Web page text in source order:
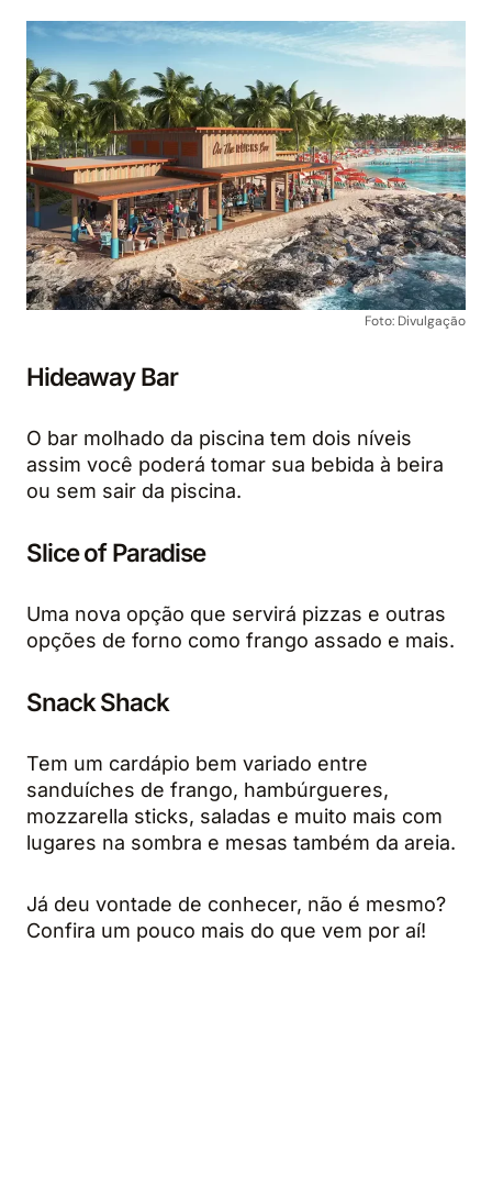
Foto: Divulgação
Hideaway Bar
O bar molhado da piscina tem dois níveis
assim você poderá tomar sua bebida à beira
ou sem sair da piscina.
Slice of Paradise
Uma nova opção que servirá pizzas e outras
opções de forno como frango assado e mais.
Snack Shack
Tem um cardápio bem variado entre
sanduíches de frango, hambúrgueres,
mozzarella sticks, saladas e muito mais com
lugares na sombra e mesas também da areia.
Já deu vontade de conhecer, não é mesmo?
Confira um pouco mais do que vem por aí!